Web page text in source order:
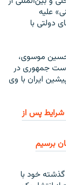
علیه
دولتی با
موسوى،
جمهورى در
ایران با وى
شرایط پس از
برسیم
گذشته خود با